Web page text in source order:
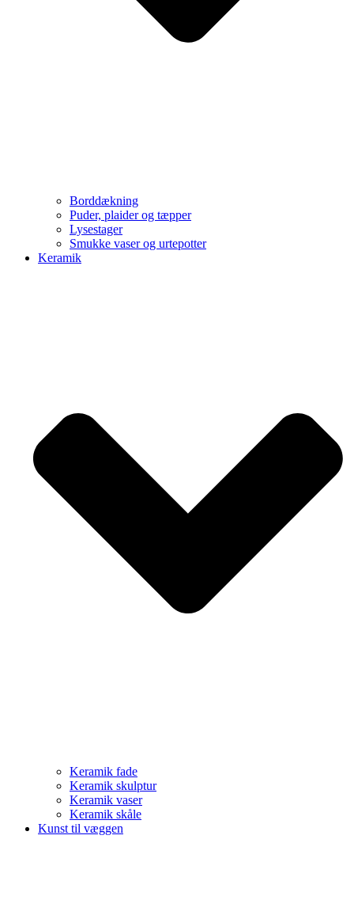
Borddækning
Puder, plaider og tæpper
Lysestager
Smukke vaser og urtepotter
Keramik
Keramik fade
Keramik skulptur
Keramik vaser
Keramik skåle
Kunst til væggen